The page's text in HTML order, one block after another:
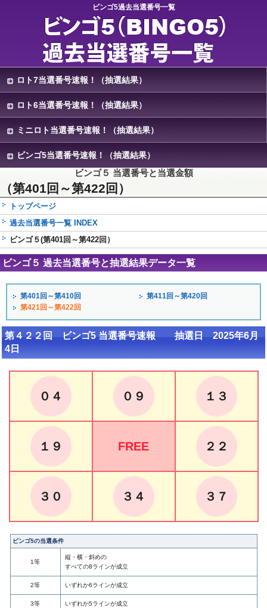
ビンゴ5過去当選番号一覧
ロト7当選番号速報！（抽選結果）
ロト6当選番号速報！（抽選結果）
ミニロト当選番号速報！（抽選結果）
ビンゴ5当選番号速報！（抽選結果）
ビンゴ５ 当選番号と当選金額
（第401回～第422回）
トップページ
過去当選番号一覧 INDEX
ビンゴ５(第401回～第422回）
ビンゴ５ 過去当選番号と抽選結果データ一覧
第401回～第410回
第411回～第420回
第421回～第422回
第４２２回 ビンゴ5 当選番号速報 抽選日 2025年6月
4日
０４ ０９ １３
１９ FREE ２２
３０ ３４ ３７
ビンゴ5の当選条件
1等
縦・横・斜めの
すべての8ラインが成立
2等 いずれか6ラインが成立
3等 いずれか5ラインが成立